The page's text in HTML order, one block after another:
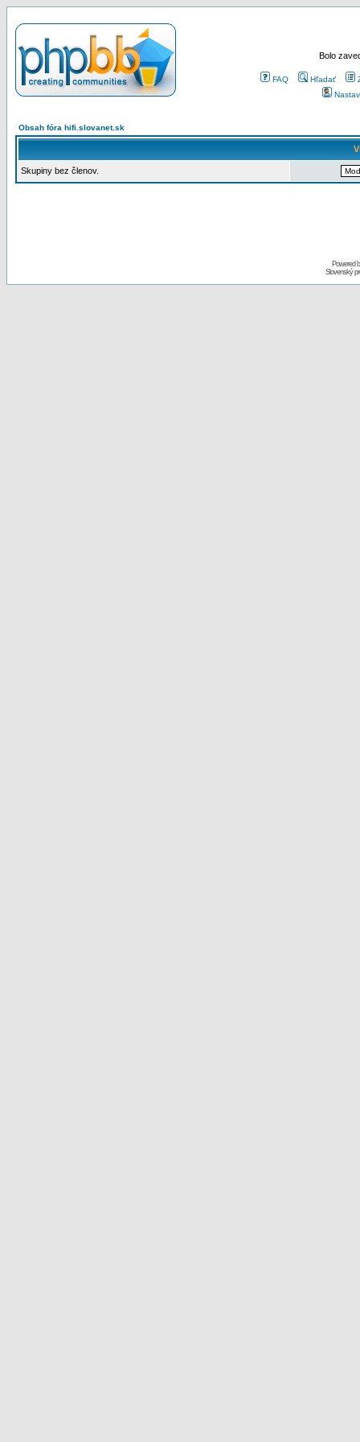
Bolo
FAQ Hľadať
Obsah fóra hifi.slovanet.sk
Skupiny bez členov.
Powered
Slovenský